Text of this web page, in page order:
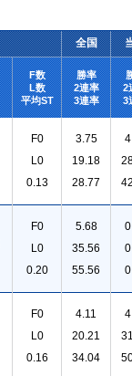
全国
F数
L数
平均ST
勝率
2連率
3連率
2
3
F0
L0
0.13
3.75
19.18
28.77
F0
L0
0.20
5.68
35.56
55.56
F0
L0
0.16
4.11
20.21
34.04